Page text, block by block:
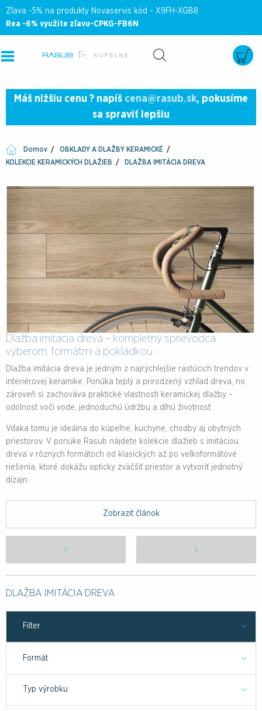
Zľava -5% na produkty Novaservis kód - X9FH-XGB8
Rea -6% využite zľavu-CPKG-FB6N
Máš nižšiu cenu ? napíš cena@rasub.sk, pokusíme
sa spraviť lepšiu
Domov
OBKLADY A DLAŽBY KERAMICKÉ
KOLEKCIE KERAMICKÝCH DLAŽIEB
DLAŽBA IMITÁCIA DREVA
Dlažba imitácia dreva – kompletný sprievodca
výberom, formátmi a pokládkou
Dlažba imitácia dreva je jedným z najrýchlejšie rastúcich trendov v
interiérovej keramike. Ponúka teplý a prirodzený vzhľad dreva, no
zároveň si zachováva praktické vlastnosti keramickej dlažby –
odolnosť voči vode, jednoduchú údržbu a dlhú životnosť.
Vďaka tomu je ideálna do kúpeľne, kuchyne, chodby aj obytných
priestorov. V ponuke Rasub nájdete kolekcie dlažieb s imitáciou
dreva v rôznych formátoch od klasických až po veľkoformátové
riešenia, ktoré dokážu opticky zväčšiť priestor a vytvoriť jednotný
dizajn.
Zobraziť článok
DLAŽBA IMITÁCIA DREVA
Filter
Formát
Typ výrobku